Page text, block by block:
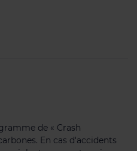
de « Crash
En cas d'accidents